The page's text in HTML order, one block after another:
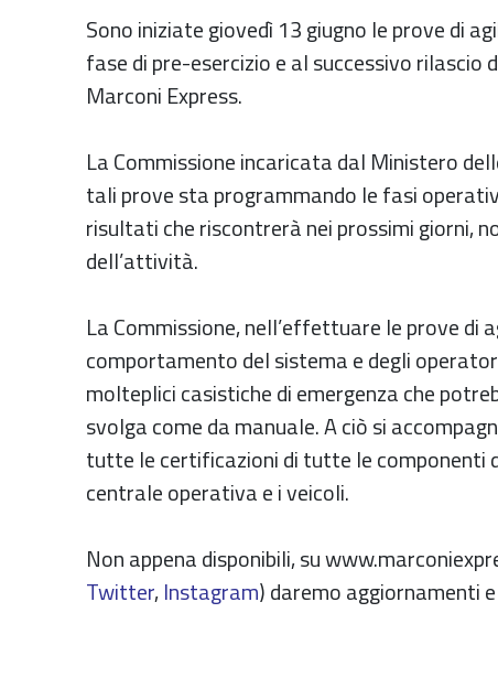
Sono iniziate giovedì 13 giugno le prove di
fase di pre-esercizio e al successivo rilascio
Marconi Express.
La Commissione incaricata dal Ministero
tali prove sta programmando le fasi
risultati che riscontrerà nei prossimi giorni,
dell’attività.
La Commissione, nell’effettuare le prove di
comportamento del sistema e degli
molteplici casistiche di emergenza che
svolga come da manuale. A ciò si
tutte le certificazioni di tutte le
centrale operativa e i veicoli.
Non appena disponibili, su
Twitter,Instagram) daremo aggiornamenti